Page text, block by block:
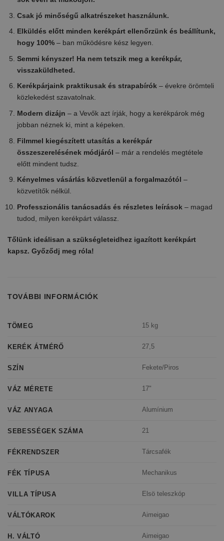
Csak jó minőségű alkatrészeket használunk.
Elküldés előtt minden kerékpárt ellenőrzünk és beállítunk,
hogy 100% – ban működésre kész legyen.
Semmi kényszer! Ha nem tetszik meg a kerékpár,
visszaküldheted.
Kerékpárjaink praktikusak és strapabírók – évekre örömteli
közlekedést szavatolnak.
Modern dizájn – a Vevők azt írják, hogy a kerékpárok még
jobban néznek ki, mint a képeken.
Filmmel kiegészített utasítás a kerékpár
összeszerelésének módjáról – már a rendelés megtétele
előtt mindent tudsz.
Kényelmes vásárlás közvetlenül a forgalmazótól –
közvetítők nélkül.
Professzionális tanácsadás és részletes leírások – magad
tudod, milyen kerékpárt válassz.
Tőlünk ideálisan a szükségleteidhez igazított kerékpárt
kapsz. Győződj meg róla!
TOVÁBBI INFORMÁCIÓK
TÖMEG 15 kg
KERÉK ÁTMÉRŐ 27,5
SZÍN Fekete/Piros
VÁZ MÉRETE 17"
VÁZ ANYAGA Alumínium
SEBESSÉGEK SZÁMA 21
FÉKRENDSZER Tárcsafék
FÉK TÍPUSA Mechanikus
VILLA TÍPUSA Elsö teleszkóp
VÁLTÓKAROK Aimeigao
H. VÁLTÓ Aimeigao